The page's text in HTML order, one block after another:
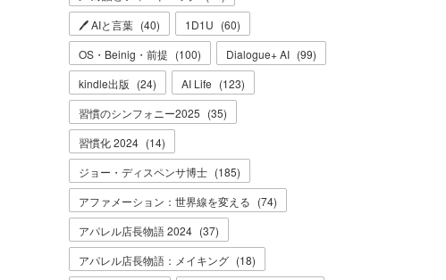
🖊 AIと言葉 (40) 1D1U (60)
OS・Beinig・前提 (100) Dialogue+ AI (99)
kindle出版 (24) AI Life (123)
習慣のシンフォニー2025 (35)
習慣化 2024 (14)
ジョー・ディスペンサ博士 (185)
アファメーション：世界線を変える (74)
アパレル店長物語 2024 (37)
アパレル店長物語：メイキング (18)